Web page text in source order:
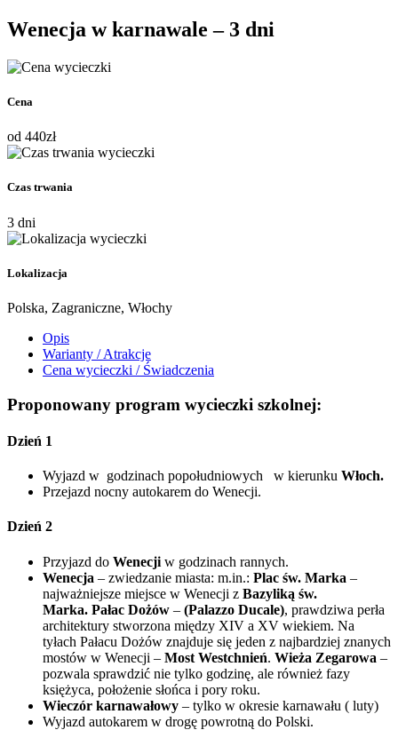
Wenecja w karnawale – 3 dni
Cena
od 440zł
Czas trwania
3 dni
Lokalizacja
Polska, Zagraniczne, Włochy
Opis
Warianty / Atrakcje
Cena wycieczki / Świadczenia
Proponowany program wycieczki szkolnej:
Dzień 1
Wyjazd w godzinach popołudniowych w kierunku Włoch.
Przejazd nocny autokarem do Wenecji.
Dzień 2
Przyjazd do Wenecji w godzinach rannych.
Wenecja – zwiedzanie miasta: m.in.: Plac św. Marka –
najważniejsze miejsce w Wenecji z Bazyliką św.
Marka. Pałac Dożów – (Palazzo Ducale), prawdziwa perła
architektury stworzona między XIV a XV wiekiem. Na
tyłach Pałacu Dożów znajduje się jeden z najbardziej znanych
mostów w Wenecji – Most Westchnień. Wieża Zegarowa –
pozwala sprawdzić nie tylko godzinę, ale również fazy
księżyca, położenie słońca i pory roku.
Wieczór karnawałowy – tylko w okresie karnawału ( luty)
Wyjazd autokarem w drogę powrotną do Polski.